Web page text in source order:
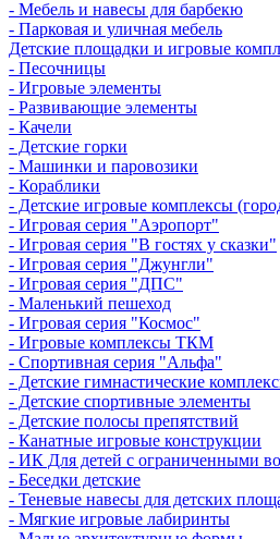
- Мебель и навесы для барбекю
- Парковая и уличная мебель
Детские площадки и игровые
- Песочницы
- Игровые элементы
- Развивающие элементы
- Качели
- Детские горки
- Машинки и паровозики
- Кораблики
- Детские игровые комплексы
- Игровая серия "Аэропорт"
- Игровая серия "В гостях у сказки"
- Игровая серия "Джунгли"
- Игровая серия "ДПС"
- Маленький пешеход
- Игровая серия "Космос"
- Игровые комплексы ТКМ
- Спортивная серия "Альфа"
- Детские гимнастические
- Детские спортивные элементы
- Детские полосы препятствий
- Канатные игровые конструкции
- ИК Для детей с ограниченными
- Беседки детские
- Теневые навесы для детских
- Мягкие игровые лабиринты